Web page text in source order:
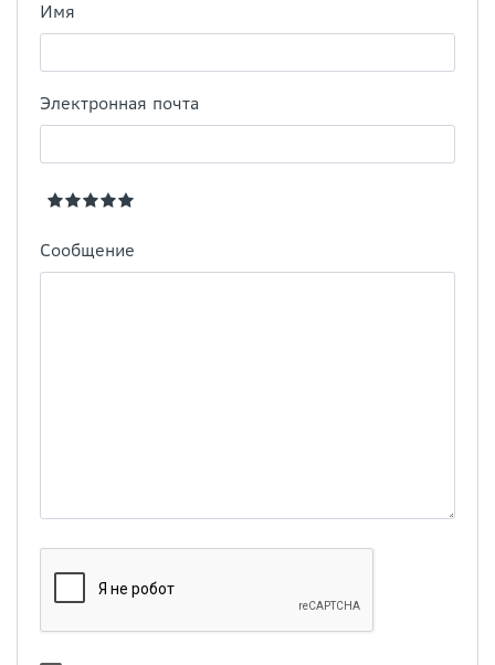
Имя
Электронная почта
Сообщение